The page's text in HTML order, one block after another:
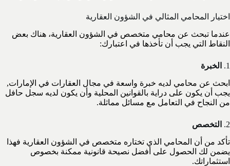
اختيار المحامي المثالي في الشؤون العقارية
عندما تبحث عن محامي متخصص في الشؤون العقارية، هناك بعض
النقاط التي يجب أن تأخذها في اعتبارك:
1.
الخبرة
ابحث عن محامي لديه خبرة واسعة في مجال العقارات في الإمارات,
يجب أن يكون على دراية بالقوانين المحلية وأن يكون لديه سجل حافل
من النجاح في التعامل مع مسائل مماثلة.
2.
التخصص
تأكد من أن المحامي الذي تختاره متخصص في الشؤون العقارية فهذا
يضمن لك الحصول على أفضل نصيحة قانونية ممكنة بخصوص
استثماراتك.